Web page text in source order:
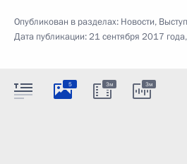
Опубликован в разделах: Новости,
Дата публикации:21 сентября 2017
5 3м 3м